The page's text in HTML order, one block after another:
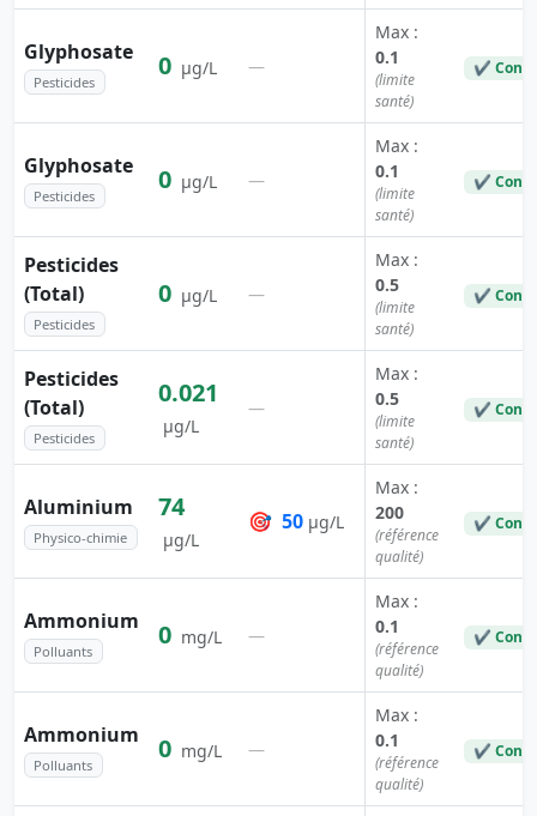
Glyphosate
Pesticides
0 µg/L —
Max :
0.1
(limite
santé)
✔
Glyphosate
Pesticides
0 µg/L —
Max :
0.1
(limite
santé)
✔
Pesticides
(Total)
Pesticides
0 µg/L —
Max :
0.5
(limite
santé)
✔
Pesticides
(Total)
Pesticides
0.021
µg/L
—
Max :
0.5
(limite
santé)
✔
Aluminium
Physico-chimie
74
µg/L
🎯 50 µg/L
Max :
200
(référence
qualité)
✔
Ammonium
Polluants
0 mg/L —
Max :
0.1
(référence
qualité)
✔
Ammonium
Polluants
0 mg/L —
Max :
0.1
(référence
qualité)
✔